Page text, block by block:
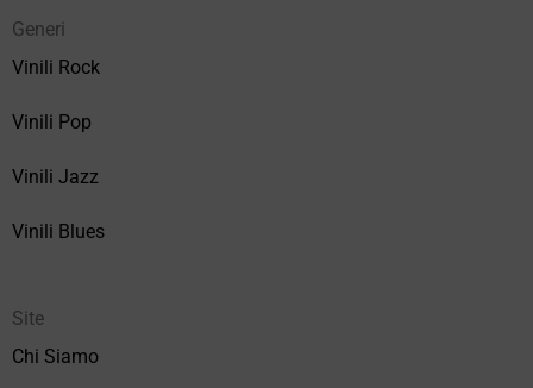
Generi
Vinili Rock
Vinili Pop
Vinili Jazz
Vinili Blues
Site
Chi Siamo